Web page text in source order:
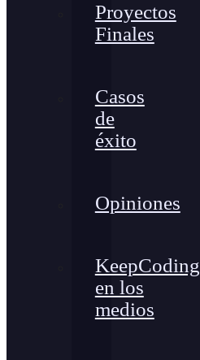
Proyectos
Finales
Casos
de
éxito
Opiniones
KeepCoding
en los
medios